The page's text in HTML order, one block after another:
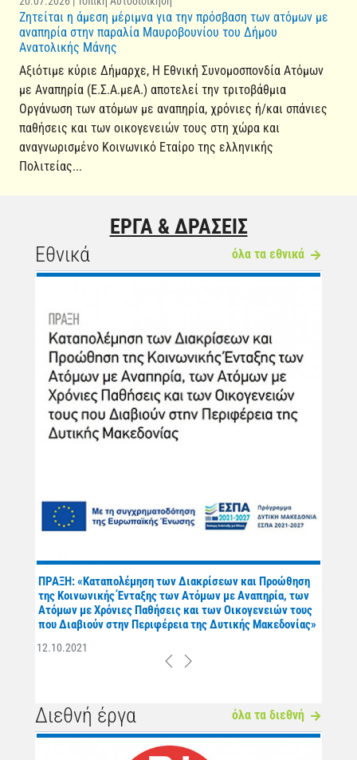
Ζητείται η άμεση μέριμνα για την πρόσβαση των ατόμων με
αναπηρία στην παραλία Μαυροβουνίου του Δήμου
Ανατολικής Μάνης
Αξιότιμε κύριε Δήμαρχε, Η Εθνική Συνομοσπονδία Ατόμων
με Αναπηρία (Ε.Σ.Α.μεΑ.) αποτελεί την τριτοβάθμια
Οργάνωση των ατόμων με αναπηρία, χρόνιες ή/και σπάνιες
παθήσεις και των οικογενειών τους στη χώρα και
αναγνωρισμένο Κοινωνικό Εταίρο της ελληνικής
Πολιτείας...
ΕΡΓΑ & ΔΡΑΣΕΙΣ
Εθνικά
όλα τα εθνικά
ΠΡΑΞΗ: «Καταπολέμηση των Διακρίσεων και Προώθηση
της Κοινωνικής Ένταξης των Ατόμων με Αναπηρία, των
Ατόμων με Χρόνιες Παθήσεις και των Οικογενειών τους
που Διαβιούν στην Περιφέρεια της Δυτικής Μακεδονίας»
12.10.2021
Previous
Next
Διεθνή έργα όλα τα διεθνή